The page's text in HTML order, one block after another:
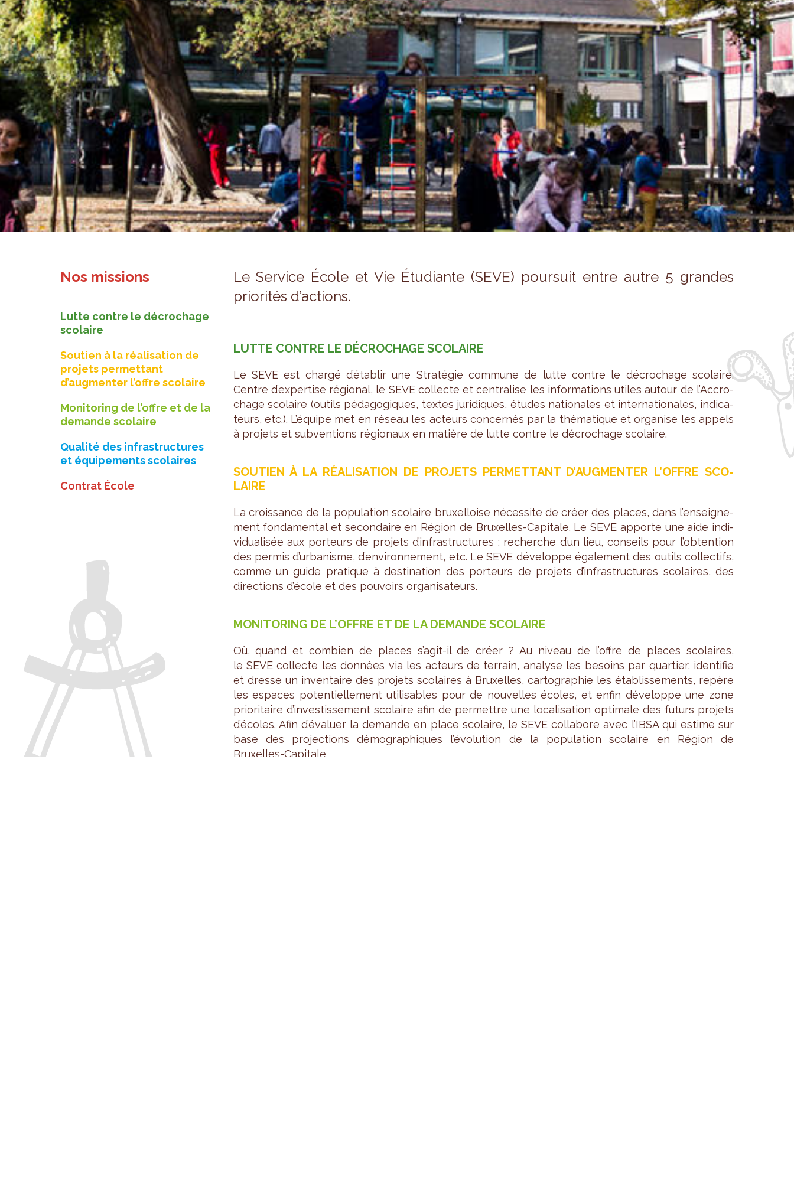
Nos missions
Lutte contre le décrochage
scolaire
Soutien à la réalisation de
projets permettant
d’augmenter l’offre scolaire
Monitoring de l’offre et de la
demande scolaire
Qualité des infrastructures
et équipements scolaires
Contrat École
Le Ser­vice École et Vie Étu­diante (SEVE) pour­suit entre autre 5 grandes
prio­ri­tés d’ac­tions.
LUTTE CONTRE LE DÉCRO­CHAGE SCO­LAIRE
Le SEVE est chargé d’éta­blir une Stra­té­gie com­mune de lutte contre le décro­chage sco­laire.
Centre d’ex­per­tise régio­nal, le SEVE col­lecte et cen­tra­lise les infor­ma­tions utiles autour de l’Ac­cro­
chage sco­laire (outils péda­go­giques, textes juri­diques, études natio­nales et inter­na­tio­nales, indi­ca­
teurs, etc.). L’équipe met en réseau les acteurs concer­nés par la thé­ma­tique et orga­nise les appels
à pro­jets et sub­ven­tions régio­naux en matière de lutte contre le décro­chage sco­laire.
SOU­TIEN À LA RÉA­LI­SA­TION DE PRO­JETS PER­MET­TANT D’AUG­MEN­TER L’OFFRE SCO­
LAIRE
La crois­sance de la popu­la­tion sco­laire bruxel­loise néces­site de créer des places, dans l’en­sei­gne­
ment fon­da­men­tal et secon­daire en Région de Bruxelles-Capi­tale. Le SEVE apporte une aide indi­
vi­dua­li­sée aux por­teurs de pro­jets d’in­fra­struc­tures : recherche d’un lieu, conseils pour l’ob­ten­tion
des per­mis d’ur­ba­nisme, d’en­vi­ron­ne­ment, etc. Le SEVE déve­loppe éga­le­ment des outils col­lec­tifs,
comme un guide pra­tique à des­ti­na­tion des por­teurs de pro­jets d’in­fra­struc­tures sco­laires, des
direc­tions d’école et des pou­voirs orga­ni­sa­teurs.
MONI­TO­RING DE L’OFFRE ET DE LA DEMANDE SCO­LAIRE
Où, quand et com­bien de places s’agit-il de créer ? Au niveau de l’offre de places sco­laires,
le SEVE col­lecte les don­nées via les acteurs de ter­rain, ana­lyse les besoins par quar­tier, iden­ti­fie
et dresse un inven­taire des pro­jets sco­laires à Bruxelles, car­to­gra­phie les éta­blis­se­ments, repère
les espaces poten­tiel­le­ment uti­li­sables pour de nou­velles écoles, et enfin déve­loppe une zone
prio­ri­taire d’in­ves­tis­se­ment sco­laire afin de per­mettre une loca­li­sa­tion opti­male des futurs pro­jets
d’écoles. Afin d’éva­luer la demande en place sco­laire, le SEVE col­la­bore avec l’IBSA qui estime sur
base des pro­jec­tions démo­gra­phiques l’évo­lu­tion de la popu­la­tion sco­laire en Région de
Bruxelles-Capi­tale.